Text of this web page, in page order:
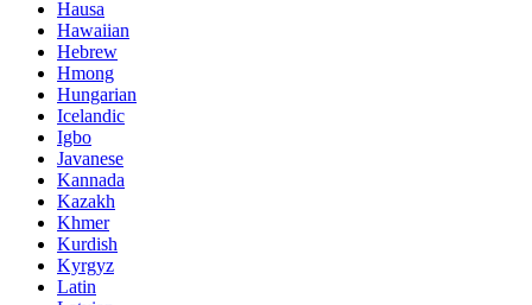
Hausa
Hawaiian
Hebrew
Hmong
Hungarian
Icelandic
Igbo
Javanese
Kannada
Kazakh
Khmer
Kurdish
Kyrgyz
Latin